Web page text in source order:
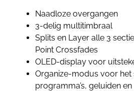
Naadloze overgangen
3-delig multitimbraal
Splits en Layer alle 3
Point Crossfades
OLED-display voor
Organize-modus voor het
programma’s, geluiden en